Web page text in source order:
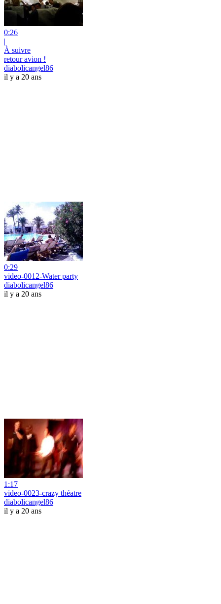
0:26
|
À suivre
retour avion !
diabolicangel86
il y a 20 ans
0:29
video-0012-Water party
diabolicangel86
il y a 20 ans
1:17
video-0023-crazy théatre
diabolicangel86
il y a 20 ans